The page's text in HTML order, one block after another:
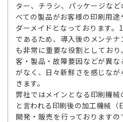
ター、チラシ、パッケージな
べての製品がお客様の印刷用
ダーメイドとなっております
であるため、導入後のメンテ
も非常に重要な役割としてお
客・製品・故障要因などが異
がなく、日々新鮮さを感じな
きます。
弊社ではメインとなる印刷機
と言われる印刷後の加工機械（
開発・販売を行っております